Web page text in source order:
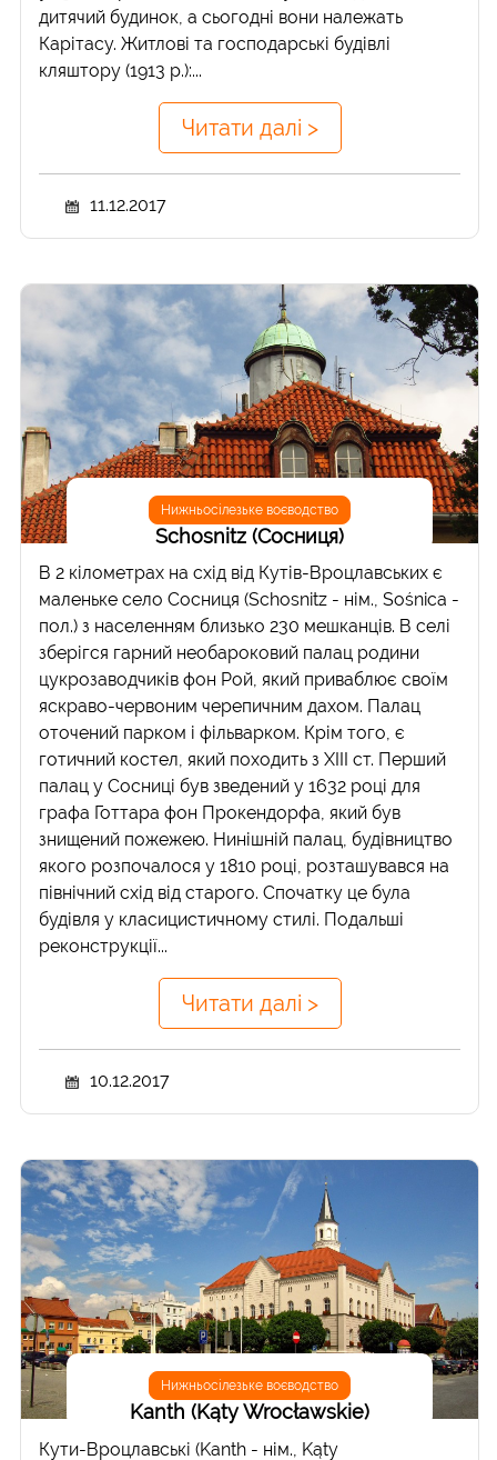
дитячий будинок, а сьогодні вони належать
Карітасу. Житлові та господарські будівлі
кляштору (1913 р.):...
Читати далі >
11.12.2017
Нижньосілезьке воєводство
Schosnitz (Сосниця)
В 2 кілометрах на схід від Кутів-Вроцлавських є
маленьке село Сосниця (Schosnitz - нім., Sośnica -
пол.) з населенням близько 230 мешканців. В селі
зберігся гарний необароковий палац родини
цукрозаводчиків фон Рой, який приваблює своїм
яскраво-червоним черепичним дахом. Палац
оточений парком і фільварком. Крім того, є
готичний костел, який походить з XIII ст. Перший
палац у Сосниці був зведений у 1632 році для
графа Готтара фон Прокендорфа, який був
знищений пожежею. Нинішній палац, будівництво
якого розпочалося у 1810 році, розташувався на
північний схід від старого. Спочатку це була
будівля у класицистичному стилі. Подальші
реконструкції...
Читати далі >
10.12.2017
Нижньосілезьке воєводство
Kanth (Kąty Wrocławskie)
Кути-Вроцлавські (Kanth - нім., Kąty